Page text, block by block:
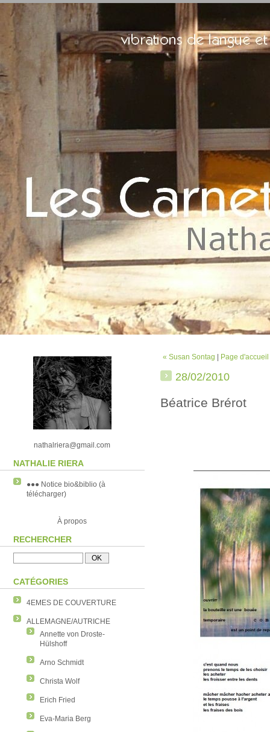
nathalriera@gmail.com
NATHALIE RIERA
●●● Notice bio&biblio (à
télécharger)
À propos
RECHERCHER
CATÉGORIES
4EMES DE COUVERTURE
ALLEMAGNE/AUTRICHE
Annette von Droste-
Hülshoff
Arno Schmidt
Christa Wolf
Erich Fried
Eva-Maria Berg
« Susan Sontag Page d'accueil
28/02/2010
Béatrice Brérot